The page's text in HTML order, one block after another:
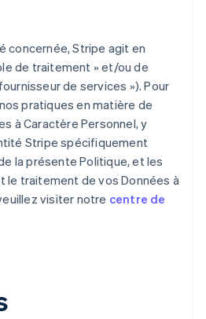
concernée, Stripe agit en
de traitement » et/ou de
de services »). Pour
pratiques en matière de
à Caractère Personnel, y
Stripe spécifiquement
la présente Politique, et les
le traitement de vos Données à
visiter notre centre de